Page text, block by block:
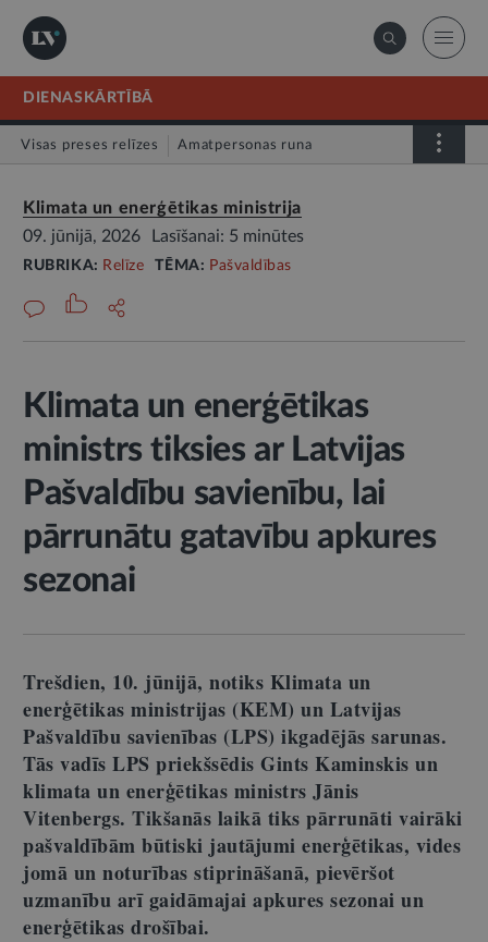
DIENASKĀRTĪBĀ
Visas preses relīzes Amatpersonas runa
Klimata un enerģētikas ministrija
09. jūnijā, 2026
Lasīšanai: 5 minūtes
RUBRIKA: Relīze TĒMA: Pašvaldības
Klimata un enerģētikas
ministrs tiksies ar Latvijas
Pašvaldību savienību, lai
pārrunātu gatavību apkures
sezonai
Trešdien, 10. jūnijā, notiks Klimata un
enerģētikas ministrijas (KEM) un Latvijas
Pašvaldību savienības (LPS) ikgadējās sarunas.
Tās vadīs LPS priekšsēdis Gints Kaminskis un
klimata un enerģētikas ministrs Jānis
Vitenbergs. Tikšanās laikā tiks pārrunāti vairāki
pašvaldībām būtiski jautājumi enerģētikas, vides
jomā un noturības stiprināšanā, pievēršot
uzmanību arī gaidāmajai apkures sezonai un
enerģētikas drošībai.